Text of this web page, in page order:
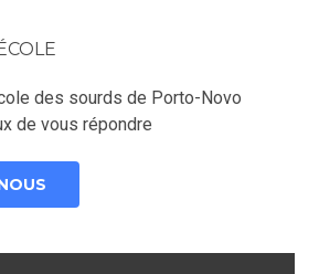
des sourds de Porto-Novo
de vous répondre